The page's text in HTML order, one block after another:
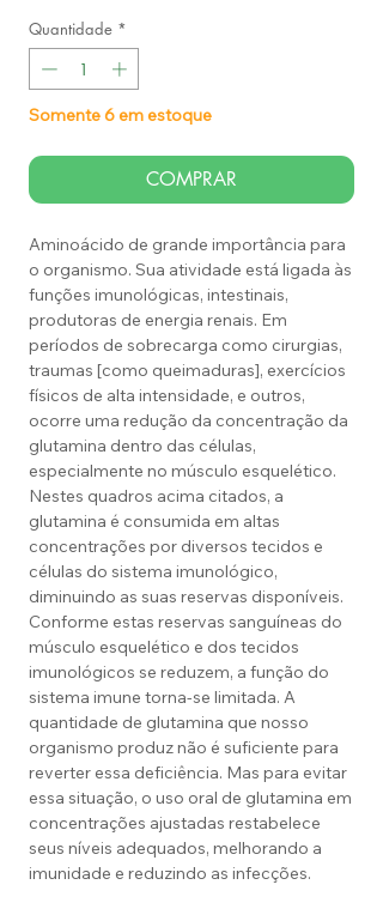
Quantidade *
Somente 6 em estoque
COMPRAR
Aminoácido de grande importância para
o organismo. Sua atividade está ligada às
funções imunológicas, intestinais,
produtoras de energia renais. Em
períodos de sobrecarga como cirurgias,
traumas [como queimaduras], exercícios
físicos de alta intensidade, e outros,
ocorre uma redução da concentração da
glutamina dentro das células,
especialmente no músculo esquelético.
Nestes quadros acima citados, a
glutamina é consumida em altas
concentrações por diversos tecidos e
células do sistema imunológico,
diminuindo as suas reservas disponíveis.
Conforme estas reservas sanguíneas do
músculo esquelético e dos tecidos
imunológicos se reduzem, a função do
sistema imune torna-se limitada. A
quantidade de glutamina que nosso
organismo produz não é suficiente para
reverter essa deficiência. Mas para evitar
essa situação, o uso oral de glutamina em
concentrações ajustadas restabelece
seus níveis adequados, melhorando a
imunidade e reduzindo as infecções.